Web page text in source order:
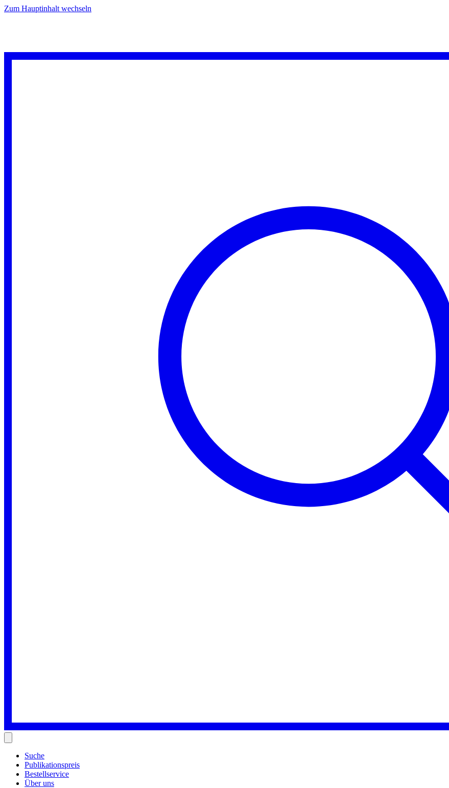
Zum Hauptinhalt wechseln
Suche
Publikationspreis
Bestellservice
Über uns